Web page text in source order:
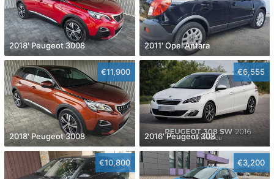
2018' Peugeot 3008 2011' Opel Antara
€11,900
2018' Peugeot 3008
€6,555
2016' Peugeot 308
€10,800 €3,200